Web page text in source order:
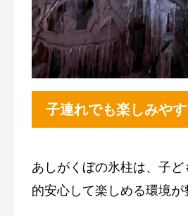
子連れでも楽しみや
あしがくぼの氷柱は、子ど
的安心して楽しめる環境が